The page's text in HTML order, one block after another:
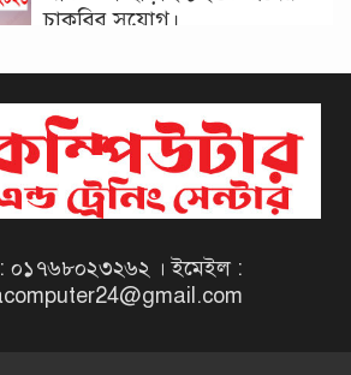
চাকরির সুযোগ।
বিজ্ঞপ্তি ২০২৬ | Taxes Zone
Dinajpur Job Circular 2026
বেসরকারি সংস্থা সেতু (SETU)
Job Circular 2026
০১৭৬৮০২৩২৬২ । ইমেইল :